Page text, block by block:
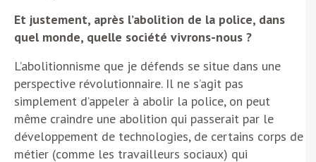
Et justement, après l’abolition de la police, dans
quel monde, quelle société vivrons-nous ?
L’abolitionnisme que je défends se situe dans une
perspective révolutionnaire. Il ne s’agit pas
simplement d’appeler à abolir la police, on peut
même craindre une abolition qui passerait par le
développement de technologies, de certains corps de
métier (comme les travailleurs sociaux) qui